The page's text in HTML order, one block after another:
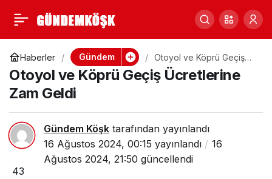
Haberler Gündem
Otoyol ve Köprü Geçiş
Ücretlerine Zam Geldi
Otoyol ve Köprü Geçiş Ücretlerine
Zam Geldi
Gündem Köşk tarafından yayınlandı
16 Ağustos 2024, 00:15 yayınlandı
16
Ağustos 2024, 21:50 güncellendi
43
Aile ve Sosyal
Hizmetler Bakanı
Mahinur Özdemir
Göktaş İlçemizi
Ziyaret Etti
0 Paylaş